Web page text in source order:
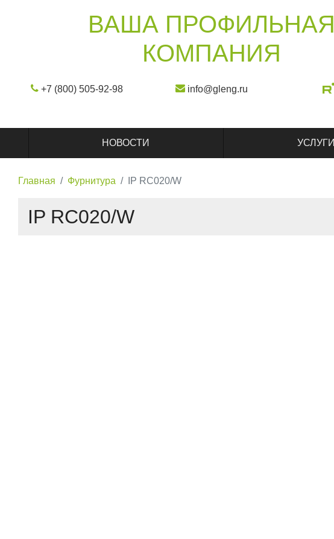
ВАША ПРОФИЛЬНАЯ
КОМПАНИЯ
+7 (800) 505-92-98 info@gleng.ru
НОВОСТИ УСЛУГИ
Главная Фурнитура IP RC020/W
IP RC020/W